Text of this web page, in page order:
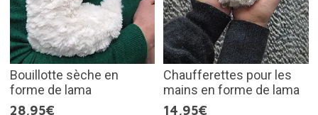
Bouillotte sèche en
forme de lama
28,95€
Chaufferettes pour les
mains en forme de lama
14,95€